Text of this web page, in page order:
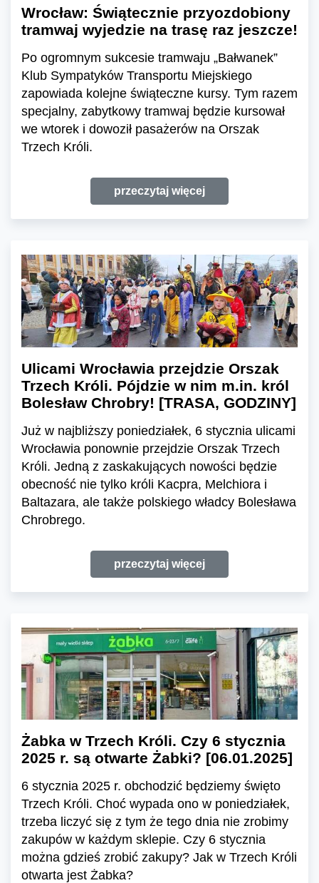
Wrocław: Świątecznie przyozdobiony
tramwaj wyjedzie na trasę raz jeszcze!
Po ogromnym sukcesie tramwaju „Bałwanek”
Klub Sympatyków Transportu Miejskiego
zapowiada kolejne świąteczne kursy. Tym razem
specjalny, zabytkowy tramwaj będzie kursował
we wtorek i dowoził pasażerów na Orszak
Trzech Króli.
przeczytaj więcej
Ulicami Wrocławia przejdzie Orszak
Trzech Króli. Pójdzie w nim m.in. król
Bolesław Chrobry! [TRASA, GODZINY]
Już w najbliższy poniedziałek, 6 stycznia ulicami
Wrocławia ponownie przejdzie Orszak Trzech
Króli. Jedną z zaskakujących nowości będzie
obecność nie tylko króli Kacpra, Melchiora i
Baltazara, ale także polskiego władcy Bolesława
Chrobrego.
przeczytaj więcej
Żabka w Trzech Króli. Czy 6 stycznia
2025 r. są otwarte Żabki? [06.01.2025]
6 stycznia 2025 r. obchodzić będziemy święto
Trzech Króli. Choć wypada ono w poniedziałek,
trzeba liczyć się z tym że tego dnia nie zrobimy
zakupów w każdym sklepie. Czy 6 stycznia
można gdzieś zrobić zakupy? Jak w Trzech Króli
otwarta jest Żabka?